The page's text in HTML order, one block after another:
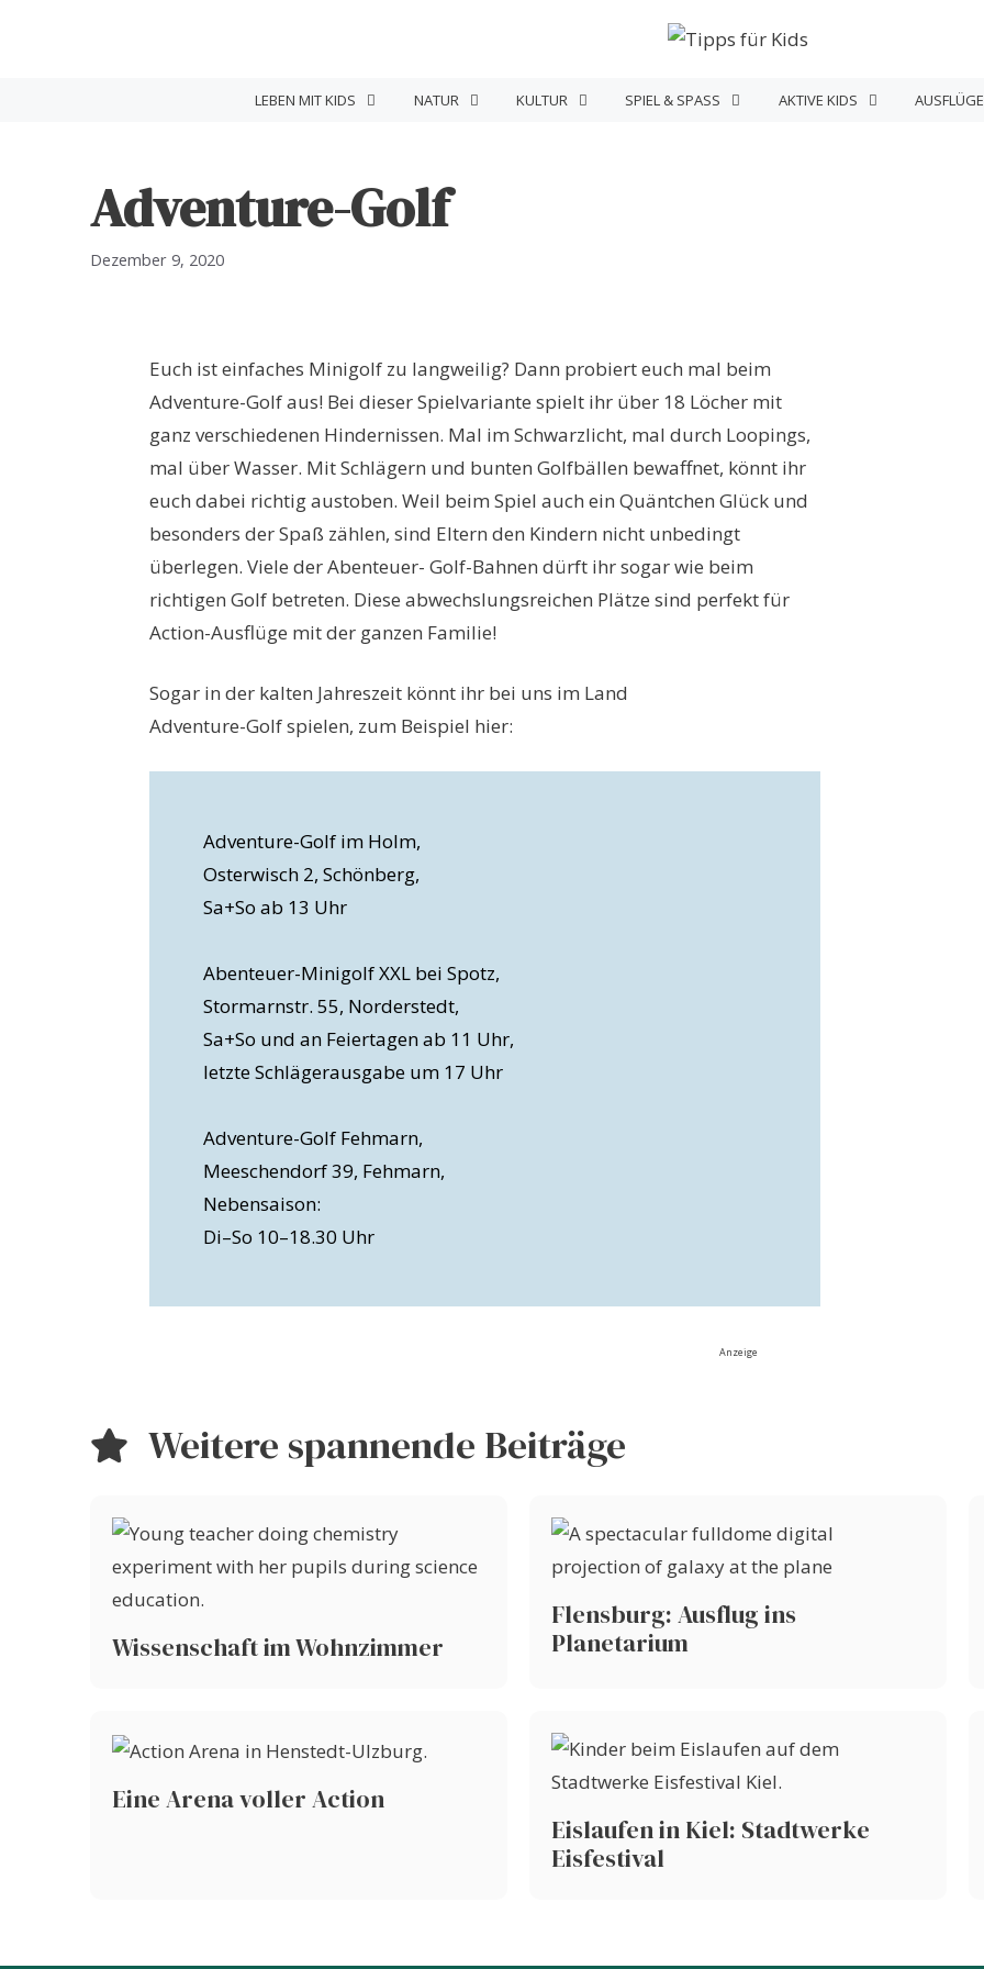
LEBEN MIT KIDS NATUR KULTUR SPIEL & SPASS AKTIVE KIDS
Adventure-Golf
Dezember 9, 2020
Euch ist einfaches Minigolf zu langweilig? Dann probiert euch mal beim
Adventure-Golf aus! Bei dieser Spielvariante spielt ihr über 18 Löcher mit
ganz verschiedenen Hindernissen. Mal im Schwarzlicht, mal durch Loopings,
mal über Wasser. Mit Schlägern und bunten Golfbällen bewaffnet, könnt ihr
euch dabei richtig austoben. Weil beim Spiel auch ein Quäntchen Glück und
besonders der Spaß zählen, sind Eltern den Kindern nicht unbedingt
überlegen. Viele der Abenteuer- Golf-Bahnen dürft ihr sogar wie beim
richtigen Golf betreten. Diese abwechslungsreichen Plätze sind perfekt für
Action-Ausflüge mit der ganzen Familie!
Sogar in der kalten Jahreszeit könnt ihr bei uns im Land
Adventure-Golf spielen, zum Beispiel hier:
Adventure-Golf im Holm,
Osterwisch 2, Schönberg,
Sa+So ab 13 Uhr
Abenteuer-Minigolf XXL bei Spotz,
Stormarnstr. 55, Norderstedt,
Sa+So und an Feiertagen ab 11 Uhr,
letzte Schlägerausgabe um 17 Uhr
Adventure-Golf Fehmarn,
Meeschendorf 39, Fehmarn,
Nebensaison:
Di–So 10–18.30 Uhr
Anzeige
Weitere spannende Beiträge
Wissenschaft im Wohnzimmer
Flensburg: Ausflug ins
Planetarium
Eine Arena voller Action
Eislaufen in Kiel: Stadtwerke
Eisfestival